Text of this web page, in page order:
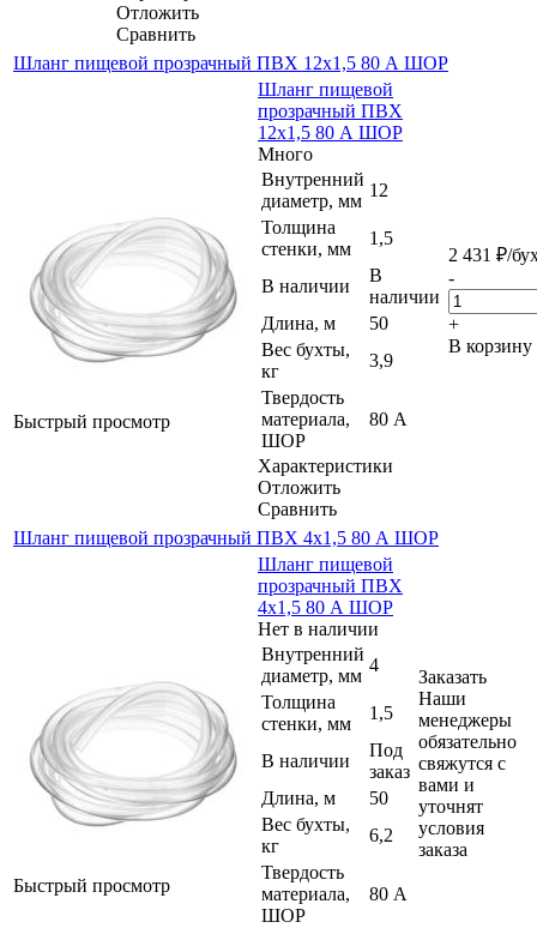
Отложить
Сравнить
Шланг пищевой прозрачный ПВХ 12х1,5 80 А ШОР
Быстрый просмотр
Шланг пищевой
прозрачный ПВХ
12х1,5 80 А ШОР
Много
Внутренний
диаметр, мм
12
Толщина
стенки, мм
1,5
В наличии
В
наличии
Длина, м
50
Вес бухты,
кг
3,9
Твердость
материала,
ШОР
80 А
Характеристики
Отложить
Сравнить
2 431 ₽/
-
+
В корзину
Шланг пищевой прозрачный ПВХ 4х1,5 80 А ШОР
Быстрый просмотр
Шланг пищевой
прозрачный ПВХ
4х1,5 80 А ШОР
Нет в наличии
Внутренний
диаметр, мм
4
Толщина
стенки, мм
1,5
В наличии
Под
заказ
Длина, м
50
Вес бухты,
кг
6,2
Твердость
материала,
ШОР
80 А
Заказать
Наши
менеджеры
обязательно
свяжутся с
вами и
уточнят
условия
заказа